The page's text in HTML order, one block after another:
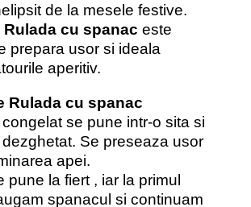
de la mesele festive.
Rulada cu spanac este
prepara usor si ideala
aperitiv.
Rulada cu spanac
se pune intr-o sita si
Se preseaza usor
apei.
pune la fiert , iar la primul
spanacul si continuam